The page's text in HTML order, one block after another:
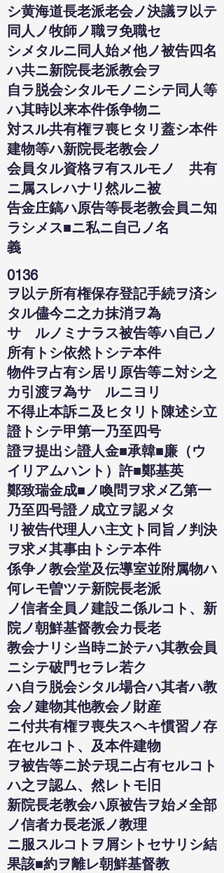
シ黄海道長老派老会ノ決議ヲ以テ
同人ノ牧師ノ職ヲ免職セ
シメタルニ同人始メ他ノ被告四名
ハ共ニ新院長老派教会ヲ
自ラ脱会シタルモノニシテ同人等
ハ其時以来本件係争物ニ
対スル共有権ヲ喪ヒタリ蓋シ本件
建物等ハ新院長老教会ノ
会員タル資格ヲ有スルモノゝ共有
ニ属スレハナリ然ルニ被
告金庄鎬ハ原告等長老教会員ニ知
ラシメス■ニ私ニ自己ノ名
義
0136
ヲ以テ所有権保存登記手続ヲ済シ
タル儘今ニ之カ抹消ヲ為
サゝルノミナラス被告等ハ自己ノ
所有トシ依然トシテ本件
物件ヲ占有シ居リ原告等ニ対シ之
カ引渡ヲ為サゝルニヨリ
不得止本訴ニ及ヒタリト陳述シ立
證トシテ甲第一乃至四号
證ヲ提出シ證人金■承韓■廉（ウ
イリアムハント）許■鄭基英
鄭致瑞金成■ノ喚問ヲ求メ乙第一
乃至四号證ノ成立ヲ認メタ
リ被告代理人ハ主文ト同旨ノ判決
ヲ求メ其事由トシテ本件
係争ノ教会堂及伝導室並附属物ハ
何レモ曽ツテ新院長老派
ノ信者全員ノ建設ニ係ルコト、新
院ノ朝鮮基督教会カ長老
教会ナリシ当時ニ於テハ其教会員
ニシテ破門セラレ若ク
ハ自ラ脱会シタル場合ハ其者ハ教
会ノ建物其他教会ノ財産
ニ付共有権ヲ喪失スヘキ慣習ノ存
在セルコト、及本件建物
ヲ被告等ニ於テ現ニ占有セルコト
ハ之ヲ認ム、然レトモ旧
新院長老教会ハ原被告ヲ始メ全部
ノ信者カ長老派ノ教理
ニ服スルコトヲ屑シトセサリシ結
果該■約ヲ離レ朝鮮基督教